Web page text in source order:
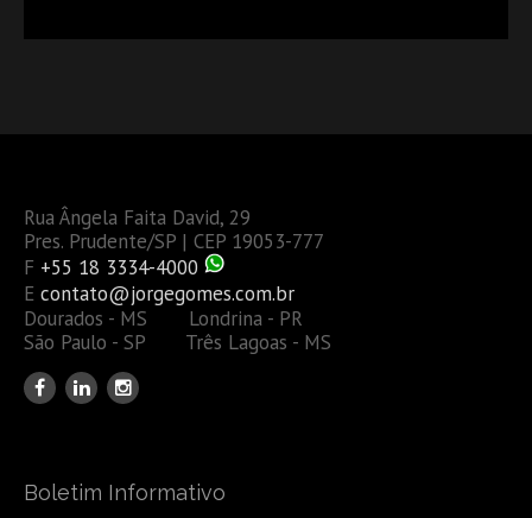
Rua Ângela Faita David, 29
Pres. Prudente/SP | CEP 19053-777
F +55 18 3334-4000
E contato@jorgegomes.com.br
Dourados - MS Londrina - PR
São Paulo - SP Três Lagoas - MS
Boletim Informativo